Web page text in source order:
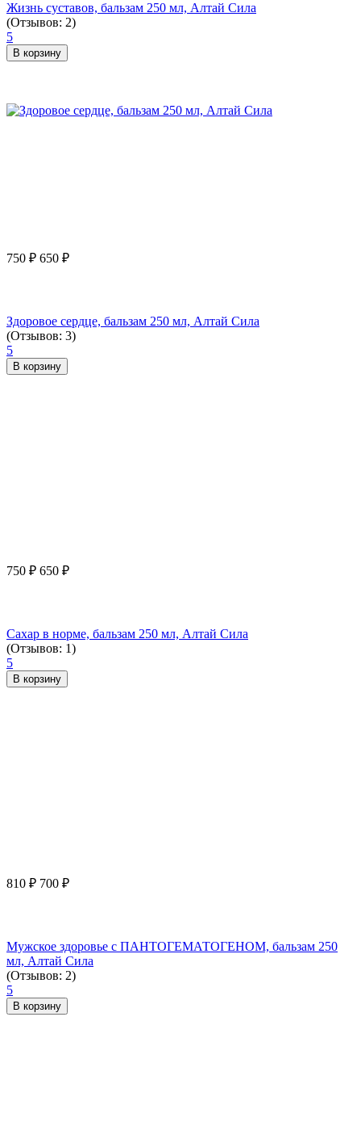
Жизнь суставов, бальзам 250 мл, Алтай Сила
(Отзывов: 2)
5
В корзину
750 ₽ 650 ₽
Здоровое сердце, бальзам 250 мл, Алтай Сила
(Отзывов: 3)
5
В корзину
750 ₽ 650 ₽
Сахар в норме, бальзам 250 мл, Алтай Сила
(Отзывов: 1)
5
В корзину
810 ₽ 700 ₽
Мужское здоровье с ПАНТОГЕМАТОГЕНОМ, бальзам 250
мл, Алтай Сила
(Отзывов: 2)
5
В корзину